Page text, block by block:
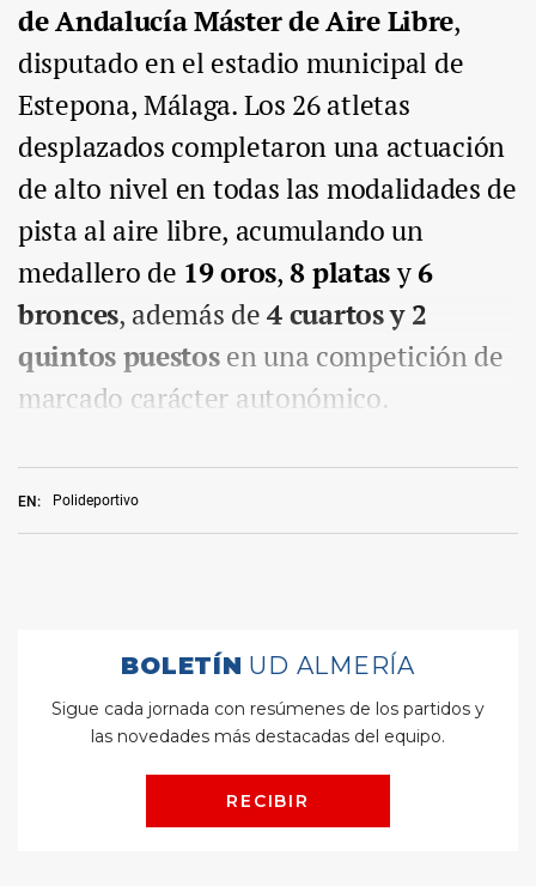
EN: Polideportivo
de Andalucía Máster de Aire Libre,
disputado en el estadio municipal de
Estepona, Málaga. Los 26 atletas
desplazados completaron una actuación
de alto nivel en todas las modalidades de
pista al aire libre, acumulando un
medallero de 19 oros,8 platasy6
bronces, además de4 cuartos y 2
quintos puestosen una competición de
marcado carácter autonómico.